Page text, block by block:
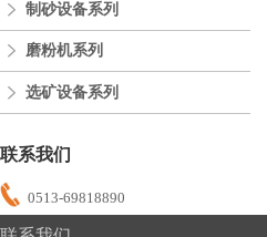
制砂设备系列
磨粉机系列
选矿设备系列
联系我们
0513-69818890